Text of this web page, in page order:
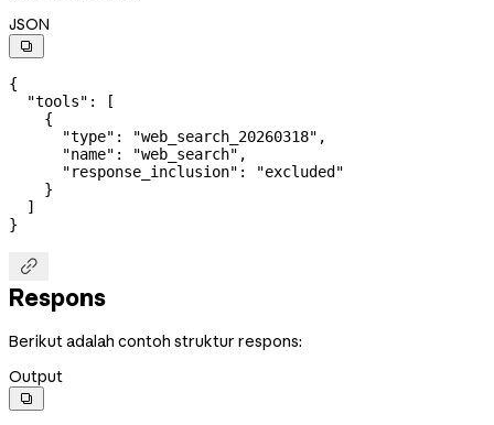
JSON

{
  "tools"
: [
    {
      "type"
: "web_search_20260318" ,
      "name"
: "web_search" ,
      "response_inclusion"
:
"excluded"
    }
  ]
}

Respons
Berikut adalah contoh struktur respons:
Output
